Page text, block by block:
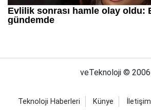
veTeknoloji © 2006
Teknoloji Haberleri Künye İletişim